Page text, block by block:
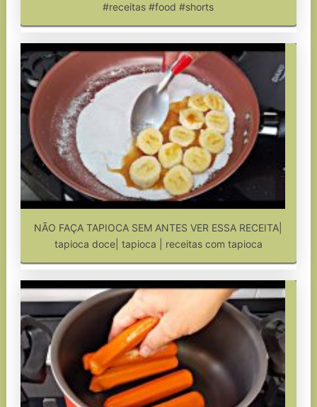
#receitas #food #shorts
NÃO FAÇA TAPIOCA SEM ANTES VER ESSA RECEITA|
tapioca doce| tapioca | receitas com tapioca